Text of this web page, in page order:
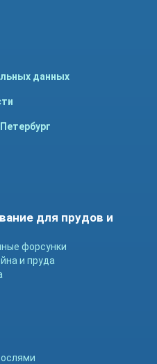
данных
для прудов и
форсунки
и пруда